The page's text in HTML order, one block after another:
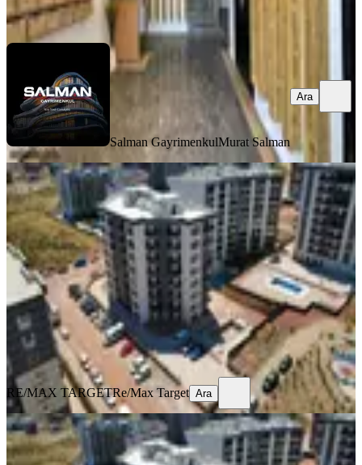
Ara
Salman GayrimenkulMurat Salman
Ara
SIFIR BİNA
%4
Menemen Gazi Mah.'de Havuzlu 3+1
Ebeveyn Banyolu Satılık Daire
Menemen, Gazi Mahallesi
3+1
·104 m² · Bahçe katı 12.07.2026
5.500.000 ₺ 5.700.000 ₺
RE/MAX TARGETRe/Max Target
RE/MAX TARGETRe/Max Target Ara
SIFIR BİNA
%3
Menemen Gazi Mah.'de Havuzlu 3+1
Ebeveyn Banyolu Satılık Daire